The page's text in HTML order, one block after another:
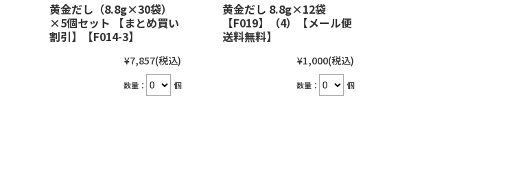
黄金だし（8.8g×30袋）
×5個セット 【まとめ買い
割引】【F014-3】
¥7,857(税込)
数量： 個
黄金だし 8.8g×12袋
【F019】（4）【メール便
送料無料】
¥1,000(税込)
数量： 個